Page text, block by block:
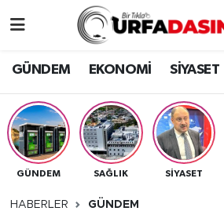
GÜNDEM EKONOMİ SİYASET
GÜNDEM SAĞLIK SİYASET
HABERLER GÜNDEM
EKONOMİ
SİYASET
SPOR
Gizlilik ve Güvenlik Politikası
İletişim
Nöbetçi Eczaneler
Hava Durumu
Namaz Vakitleri
Trafik Durumu